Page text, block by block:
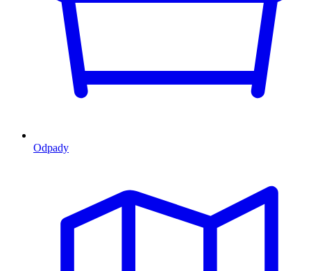
Odpady